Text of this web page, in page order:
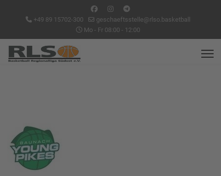
+49 89 15702-300
geschaeftsstelle@rlso.basketball
Mo - Fr 08:00 - 12:00